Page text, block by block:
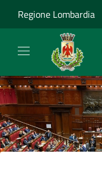
Regione Lombardia